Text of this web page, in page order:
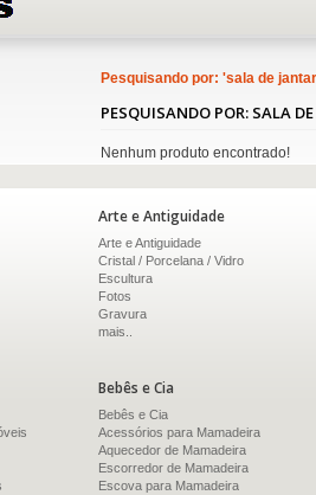
Pesquisando por: 'sala de jantar
PESQUISANDO POR: SALA
Nenhum produto encontrado!
Arte e Antiguidade
Arte e Antiguidade
Cristal / Porcelana / Vidro
Escultura
Fotos
Gravura
mais..
Bebês e Cia
Bebês e Cia
Acessórios para Mamadeira
Aquecedor de Mamadeira
Escorredor de Mamadeira
Escova para Mamadeira